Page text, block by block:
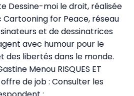
Dessine-moi le droit, réalisée
for Peace, réseau
et de dessinatrices
avec humour pour le
des libertés dans le monde.
Menou RISQUES ET
de job : Consulter les